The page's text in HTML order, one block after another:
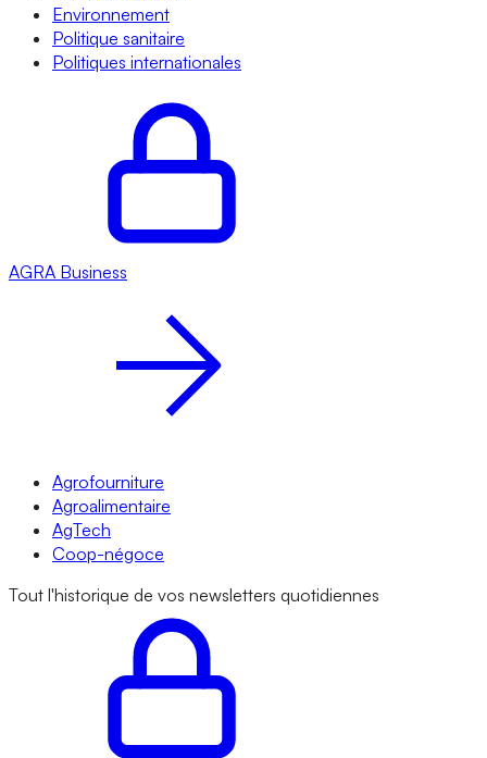
Environnement
Politique sanitaire
Politiques internationales
AGRA Business
Agrofourniture
Agroalimentaire
AgTech
Coop-négoce
Tout l'historique de vos newsletters quotidiennes